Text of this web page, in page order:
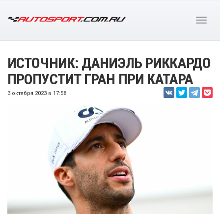
ИСТОЧНИК: ДАНИЭЛЬ РИККАРДО
ПРОПУСТИТ ГРАН ПРИ КАТАРА
3 октября 2023 в 17:58